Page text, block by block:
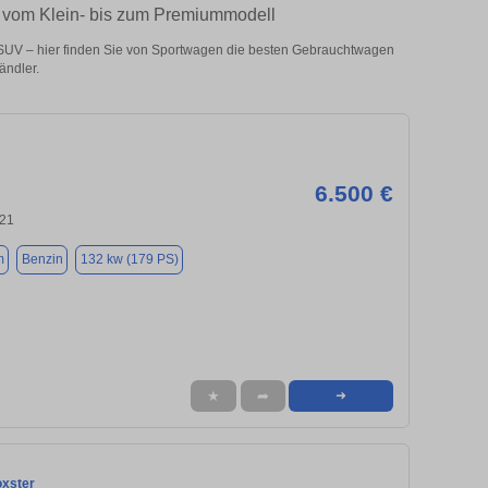
Klein- bis zum Premiummodell
– hier finden Sie von Sportwagen die besten Gebrauchtwagen
6.500 €
Benzin 132 kw (179 PS)
★ ➦ ➜